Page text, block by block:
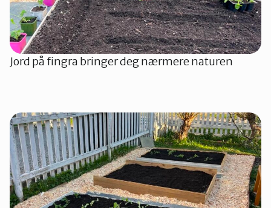
Jord på fingra bringer deg nærmere naturen